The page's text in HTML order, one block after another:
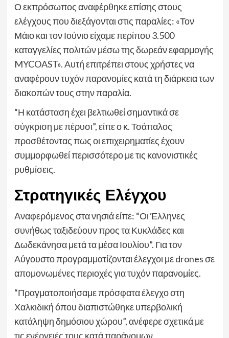
Ο εκπρόσωπος αναφέρθηκε επίσης στους
ελέγχους που διεξάγονται στις παραλίες: «Τον
Μάιο και τον Ιούνιο είχαμε περίπου 3.500
καταγγελίες πολιτών μέσω της δωρεάν εφαρμογής
MYCOAST». Αυτή επιτρέπει στους χρήστες να
αναφέρουν τυχόν παρανομίες κατά τη διάρκεια των
διακοπών τους στην παραλία.
“Η κατάσταση έχει βελτιωθεί σημαντικά σε
σύγκριση με πέρυσι”, είπε ο κ. Τσάπαλος
προσθέτοντας πως οι επιχειρηματίες έχουν
συμμορφωθεί περισσότερο με τις κανονιστικές
ρυθμίσεις.
Στρατηγικές Ελέγχου
Aναφερόμενος στα νησιά είπε: “Οι Έλληνες
συνήθως ταξιδεύουν προς τα Κυκλάδες και
Δωδεκάνησα μετά τα μέσα Ιουλίου”. Για τον
Αύγουστο προγραμματίζονται έλεγχοι με drones σε
απομονωμένες περιοχές για τυχόν παρανομίες.
“Πραγματοποιήσαμε πρόσφατα έλεγχο στη
Χαλκιδική όπου διαπιστώθηκε υπερβολική
κατάληψη δημόσιου χώρου”, ανέφερε σχετικά με
τις ενέργειές τους κατά παράνομων